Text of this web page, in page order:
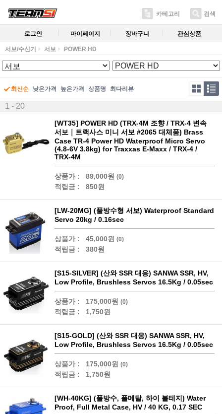
카테고리 검색
로그인 마이페이지 장바구니 관심상품
서보/수신기 서보 POWER HD
최신순 낮은가격 높은가격 상품명 최다리뷰
1 - 20
[WT35] POWER HD (TRX-4M 조향 / TRX-4 변속
서보｜트랙사스 미니 서보 #2065 대체품) Brass
Case TR-4 Power HD Waterproof Micro Servo
(4.8-6V 3.8kg) for Traxxas E-Maxx / TRX-4 /
TRX-4M
상품가 : 89,000원 (0)
적립금 : 850원
[LW-20MG] (풀방수형 서보) Waterproof Standard
Servo 20kg / 0.16sec
상품가 : 45,000원 (0)
적립금 : 380원
[S15-SILVER] (산와 SSR 대응) SANWA SSR, HV,
Low Profile, Brushless Servos 16.5Kg / 0.05sec
상품가 : 175,000원 (0)
적립금 : 1,750원
[S15-GOLD] (산와 SSR 대응) SANWA SSR, HV,
Low Profile, Brushless Servos 16.5Kg / 0.05sec
상품가 : 175,000원 (0)
적립금 : 1,750원
[WH-40KG] (풀방수, 풀메탈, 하이 볼테지) Water
Proof, Full Metal Case, HV / 40 KG, 0.17 SEC